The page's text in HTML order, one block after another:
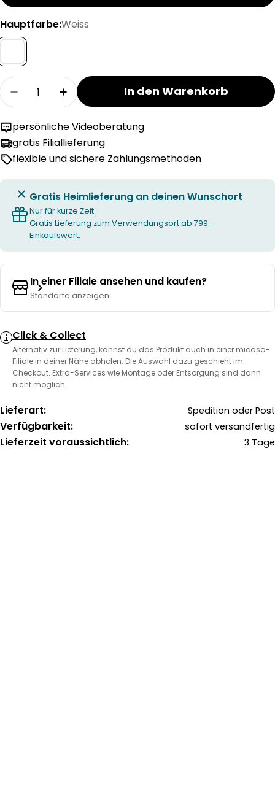
Hauptfarbe:Weiss
Menge
Menge für SECURIT Kreidestift verringern
Menge für SECURIT Kreidestift
In den Warenkorb
persönliche Videoberatung
gratis Filiallieferung
flexible und sichere Zahlungsmethoden
Gratis Heimlieferung an deinen Wunschort
Nur für kurze Zeit:
Gratis Lieferung zum Verwendungsort ab 799.-
Einkaufswert.
In einer Filiale ansehen und kaufen?
Standorte anzeigen
Click & Collect
Alternativ zur Lieferung, kannst du das Produkt auch in einer micasa-
Filiale in deiner Nähe abholen. Die Auswahl dazu geschieht im
Checkout. Extra-Services wie Montage oder Entsorgung sind dann
nicht möglich.
Lieferart: Spedition oder Post
Verfügbarkeit: sofort versandfertig
Lieferzeit voraussichtlich: 3 Tage